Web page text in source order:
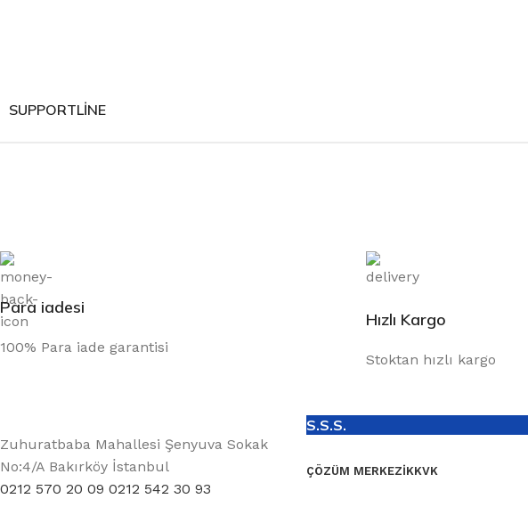
SUPPORTLINE
Para iadesi
100% Para iade garantisi
Hızlı Kargo
Stoktan hızlı kargo
Zuhuratbaba Mahallesi Şenyuva Sokak
No:4/A Bakırköy İstanbul
0212 570 20 09 0212 542 30 93
S.S.S.
ÇÖZÜM MERKEZIKKVK